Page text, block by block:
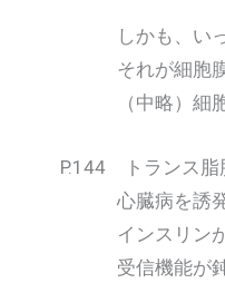
しかも、いった
それが細胞膜
（中略）細胞
P.144 トランス脂
心臓病を誘発す
インスリンが分
受信機能が鈍